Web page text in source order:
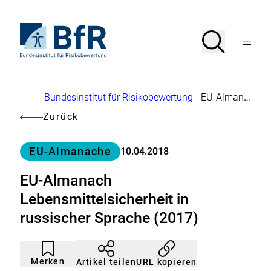
Seiteninhalt
springenStartseite
von
Suche
SucheMenü
Brotkrumennavigation
Bundesinstitut für Risikobewertung
EU-Almanach Lebensmittelsicherheit in russischer Sprache (2017)
Zurück
Kategorie
EU-Almanache 10.04.2018
EU-Almanach
Lebensmittelsicherheit in
russischer Sprache (2017)
Merken
Artikel
nicht
gemerkt
Durch
Klicken
der
Artikel teilenURL kopieren